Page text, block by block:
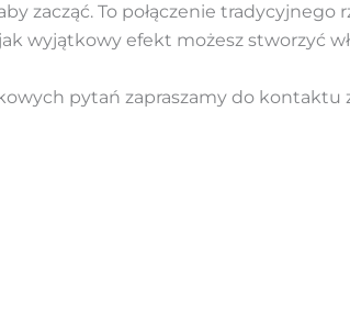
zacząć. To połączenie
wyjątkowy efekt możesz stworzyć
pytań zapraszamy do kontaktu